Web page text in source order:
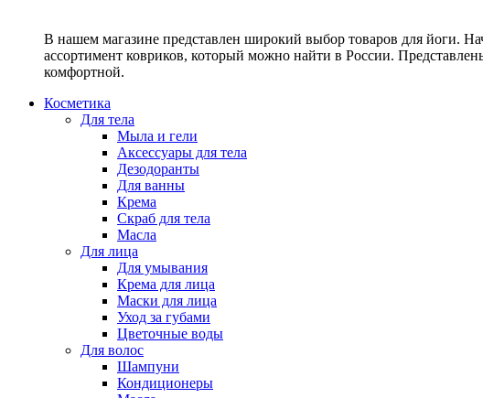
В нашем магазине представлен широкий выбор товаров для йоги.
ассортимент ковриков, который можно найти в России.
комфортной.
Косметика
Для тела
Мыла и гели
Аксессуары для тела
Дезодоранты
Для ванны
Крема
Скраб для тела
Масла
Для лица
Для умывания
Крема для лица
Маски для лица
Уход за губами
Цветочные воды
Для волос
Шампуни
Кондиционеры